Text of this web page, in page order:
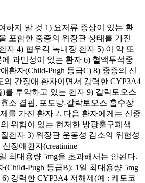
하지 말 것 1) 요저류 증상이 있는 환
포함한 중증의 위장관 상태를 가진
자 4) 협우각 녹내장 환자 5) 이 약 또
과민성이 있는 환자 6) 혈액투석중
환자(Child-Pugh 등급C) 8) 중증의 신
의 간장애 환자이면서 강력한 CYP3A4
를 투약하고 있는 환자 9) 갈락토오스
소 결핍, 포도당-갈락토오스 흡수장
를 가진 환자 2. 다음 환자에게는 신중
위험이 있는 현저한 방광출구폐색
환자 3) 위장관 운동성 감소의 위험성
장애환자(creatinine
최대용량 5mg을 초과해서는 안된다.
Pugh 등급B): 1일 최대용량 5mg
강력한 CYP3A4 저해제(예 : 케토코